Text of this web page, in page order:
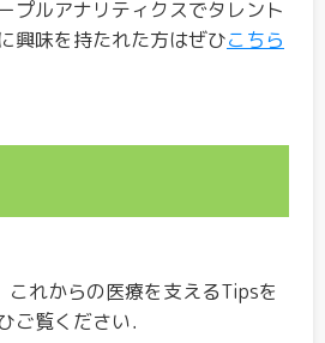
プルアナリティクスでタレント
興味を持たれた方はぜひこちら
これからの医療を支えるTipsを
ご覧ください．